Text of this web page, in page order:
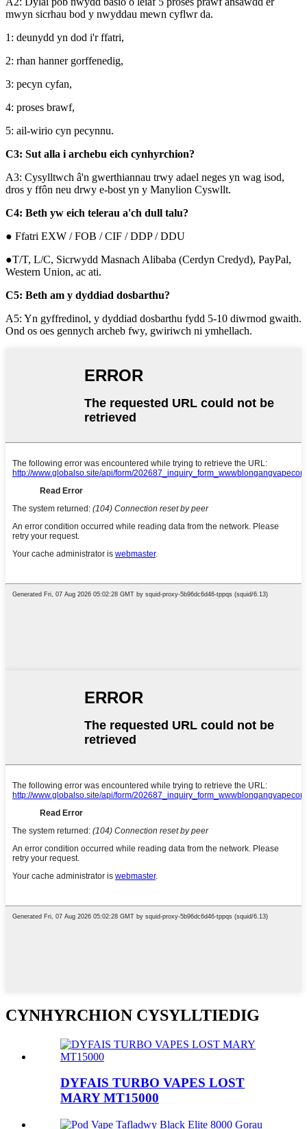
mwyn sicrhau bod y nwyddau mewn cyflwr da.
1: deunydd yn dod i'r ffatri,
2: rhan hanner gorffenedig,
3: pecyn cyfan,
4: proses brawf,
5: ail-wirio cyn pecynnu.
C3: Sut alla i archebu eich cynhyrchion?
A3: Cysylltwch â'n gwerthiannau trwy adael neges yn wag isod,
dros y ffôn neu drwy e-bost yn y Manylion Cyswllt.
C4: Beth yw eich telerau a'ch dull talu?
● Ffatri EXW / FOB / CIF / DDP / DDU
●T/T, L/C, Sicrwydd Masnach Alibaba (Cerdyn Credyd), PayPal,
Western Union, ac ati.
C5: Beth am y dyddiad dosbarthu?
A5: Yn gyffredinol, y dyddiad dosbarthu fydd 5-10 diwrnod gwaith.
Ond os oes gennych archeb fwy, gwiriwch ni ymhellach.
CYNHYRCHION CYSYLLTIEDIG
DYFAIS TURBO VAPES LOST
MARY MT15000